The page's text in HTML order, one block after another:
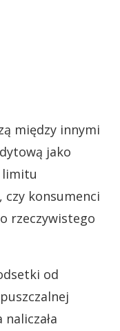
między innymi
jako
limitu
czy konsumenci
rzeczywistego
od